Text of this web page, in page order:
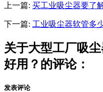
上一篇: 买工业吸尘器要了
下一篇: 工业吸尘器软管多
关于大型工厂吸
好用？的评论：
发表评论